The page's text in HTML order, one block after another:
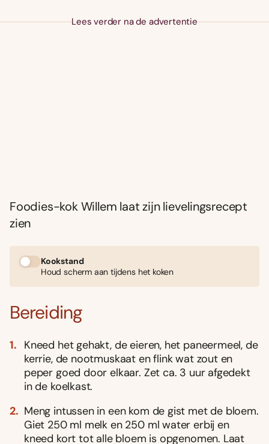
Lees verder na de advertentie
Foodies-kok Willem laat zijn lievelingsrecept
zien
Kookstand
Houd scherm aan tijdens het koken
Bereiding
Kneed het gehakt, de eieren, het paneermeel, de
kerrie, de nootmuskaat en flink wat zout en
peper goed door elkaar. Zet ca. 3 uur afgedekt
in de koelkast.
Meng intussen in een kom de gist met de bloem.
Giet 250 ml melk en 250 ml water erbij en
kneed kort tot alle bloem is opgenomen. Laat